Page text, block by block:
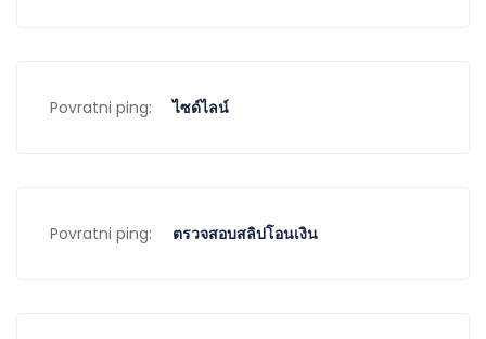
Povratni ping: ไซด์ไลน์
Povratni ping: ตรวจสอบสลิปโอนเงิน